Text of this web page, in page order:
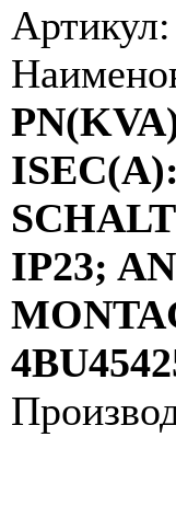
Артикул:
IP23;